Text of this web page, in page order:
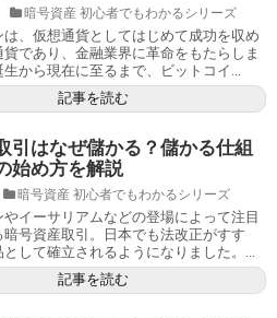
暗号資産 初心者でもわかるシリーズ
は、仮想通貨としてはじめて成功を収め
貨であり、金融業界に革命をもたらしま
生から現在に至るまで、ビットコイ...
記事を読む
引はなぜ儲かる？儲かる仕組
始め方を解説
暗号資産 初心者でもわかるシリーズ
やイーサリアムなどの登場によって注目
暗号資産取引。日本でも法改正がすす
して確立されるようになりました。...
記事を読む